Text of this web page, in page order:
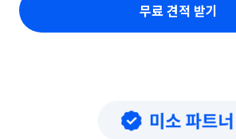
무료 견적 받기